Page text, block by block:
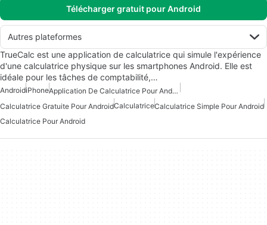
Télécharger gratuit pour Android
Autres plateformes
TrueCalc est une application de calculatrice qui simule l'expérience
d'une calculatrice physique sur les smartphones Android. Elle est
idéale pour les tâches de comptabilité,…
AndroidiPhone
Application De Calculatrice Pour Android
Calculatrice Gratuite Pour AndroidCalculatriceCalculatrice Simple Pour Android
Calculatrice Pour Android